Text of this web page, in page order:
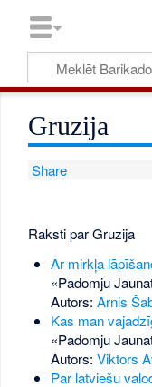
Gruzija
Share
Raksti par Gruzija
Ar mirkļa
«Padomju
Autors: Arnis
Kas man
«Padomju
Autors: Viktors
Par latviešu